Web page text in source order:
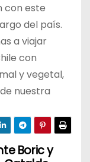
con este
del país.
a viajar
con
y vegetal,
nuestra
Boric y